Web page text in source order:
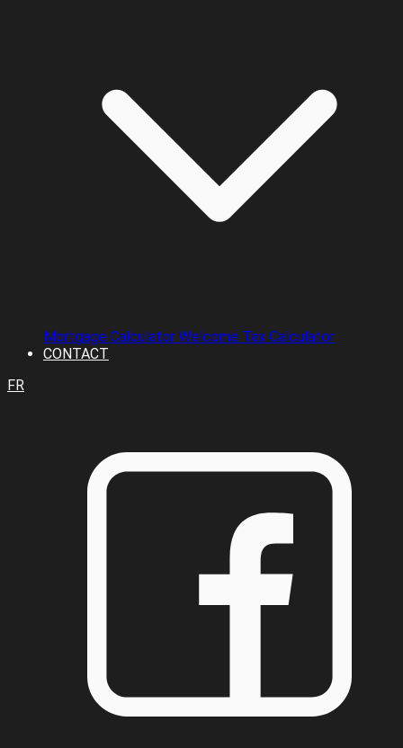
Mortgage Calculator Welcome Tax Calculator
CONTACT
FR